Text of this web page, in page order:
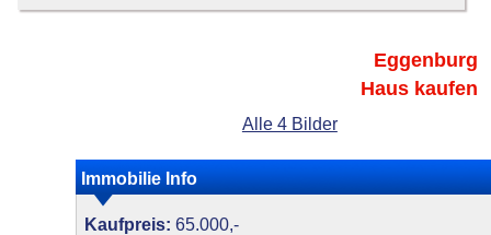
Eggenburg
Haus kaufen
Alle 4 Bilder
Immobilie Info
Kaufpreis: 65.000,-